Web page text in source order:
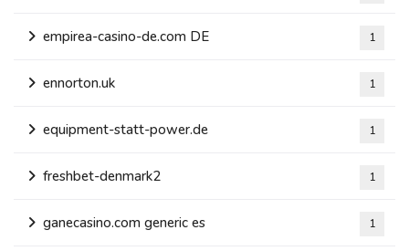
empirea-casino-de.com DE 1
ennorton.uk 1
equipment-statt-power.de 1
freshbet-denmark2 1
ganecasino.com generic es 1